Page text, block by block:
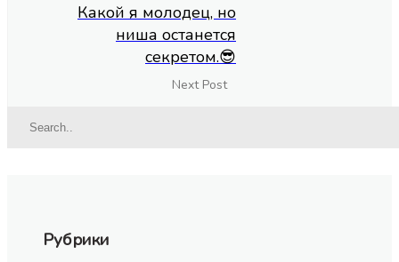
Какой я молодец, но
ниша останется
секретом.😎
Next Post
Рубрики